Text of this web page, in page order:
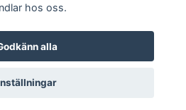
2026 Myres
hos oss.
alla